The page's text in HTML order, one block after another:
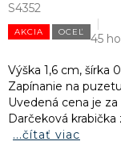
S4352
AKCIA OCEĽ 45
Výška 1,6 cm, šírka
Zapínanie na
Uvedená cena je za
Darčeková krabička
...čítať viac